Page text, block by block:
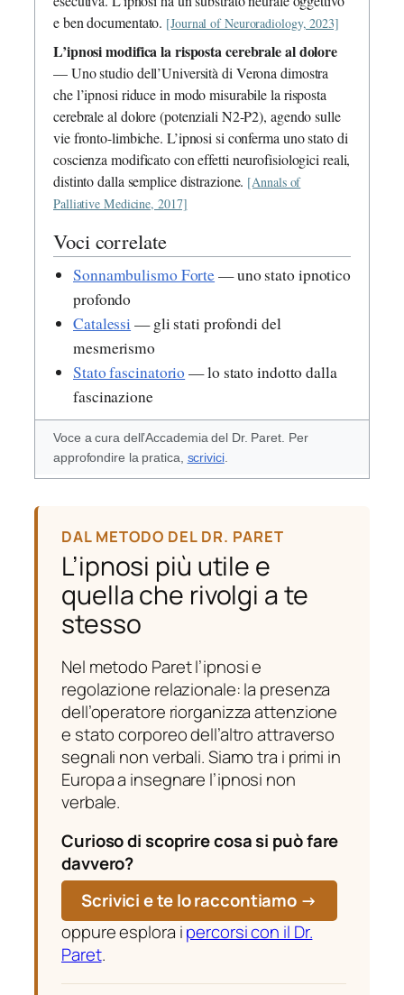
e ben documentato. [Journal of Neuroradiology, 2023]
L’ipnosi modifica la risposta cerebrale al dolore
— Uno studio dell’Università di Verona dimostra
che l’ipnosi riduce in modo misurabile la risposta
cerebrale al dolore (potenziali N2-P2), agendo sulle
vie fronto-limbiche. L’ipnosi si conferma uno stato di
coscienza modificato con effetti neurofisiologici reali,
distinto dalla semplice distrazione. [Annals of
Palliative Medicine, 2017]
Voci correlate
Sonnambulismo Forte— uno stato ipnotico
profondo
Catalessi — gli stati profondi del
mesmerismo
Stato fascinatorio — lo stato indotto dalla
fascinazione
Voce a cura dell’Accademia del Dr. Paret. Per
approfondire la pratica, scrivici.
DAL METODO DEL DR. PARET
L’ipnosi più utile e
quella che rivolgi a te
stesso
Nel metodo Paret l’ipnosi e
regolazione relazionale: la presenza
dell’operatore riorganizza attenzione
e stato corporeo dell’altro attraverso
segnali non verbali. Siamo tra i primi in
Europa a insegnare l’ipnosi non
verbale.
Curioso di scoprire cosa si può fare
davvero?
Scrivici e te lo raccontiamo →
oppure esplora ipercorsi con il Dr.
Paret.